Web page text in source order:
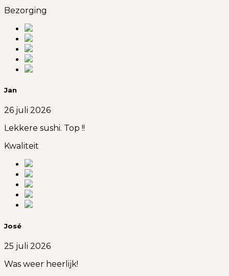
Bezorging
Jan
26 juli 2026
Lekkere sushi. Top !!
Kwaliteit
José
25 juli 2026
Was weer heerlijk!